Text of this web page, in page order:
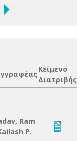
Κείμενο
Διατριβής
Ram
P.